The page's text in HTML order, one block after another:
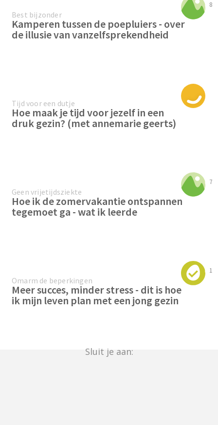
8
Best bijzonder
Kamperen tussen de poepluiers - over
de illusie van vanzelfsprekendheid
Tijd voor een dutje
Hoe maak je tijd voor jezelf in een
druk gezin? (met annemarie geerts)
7
Geen vrijetijdsziekte
Hoe ik de zomervakantie ontspannen
tegemoet ga - wat ik leerde
1
Omarm de beperkingen
Meer succes, minder stress - dit is hoe
ik mijn leven plan met een jong gezin
Sluit je aan: